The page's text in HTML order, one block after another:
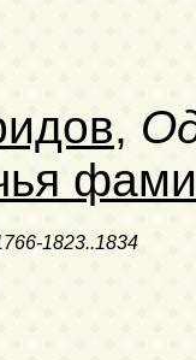
,
1823..1834